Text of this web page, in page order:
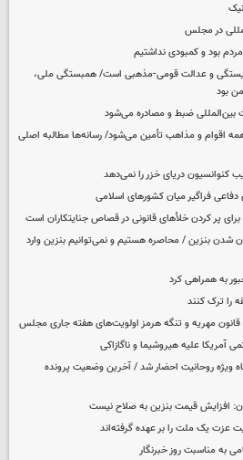
در مجلس
بود و کمبودی نداشتیم
و عدالت قومی-مذهبی است/ همبستگی ملی،
بود
بین‌المللی ضبط و مصادره می‌شود
اقوام و مذاهب تأمین می‌شود/ رسانه‌ها مطالبه اصلی
کنوانسیون دریای خزر را نمی‌دهد
فراگیر میان کشورهای اسلامی
برای پر کردن خلأهای قانونی در قصاص جنایتکاران است
شدن بنزین / محاصره هستیم و نمی‌توانیم بنزین وارد
به همراهی کرد
را ترک کنند
قانون مهریه و تنگه هرمز اولویت‌های هفته جاری مجلس
آمریکا علیه هیروشیما و ناگازاکی
ویژه روحانیت احضار شد / آخرین وضعیت پرونده
افزایش قیمت بنزین به صلاح نیست
عزت یک ملت را بر عهده گرفته‌اند
به مناسبت روز خبرنگار